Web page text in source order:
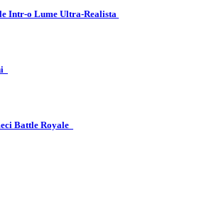
Intr-o Lume Ultra-Realista
Battle Royale